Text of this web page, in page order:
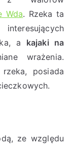
Wda. Rzeka ta
a kajaki na
wrażenia.
posiada
ze względu